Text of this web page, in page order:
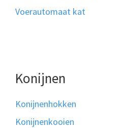
Voerautomaat kat
Konijnen
Konijnenhokken
Konijnenkooien